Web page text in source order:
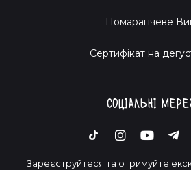
Помаранчеве
Cертифікат на
Соціальні
Зареєструйтеся та отримуйте